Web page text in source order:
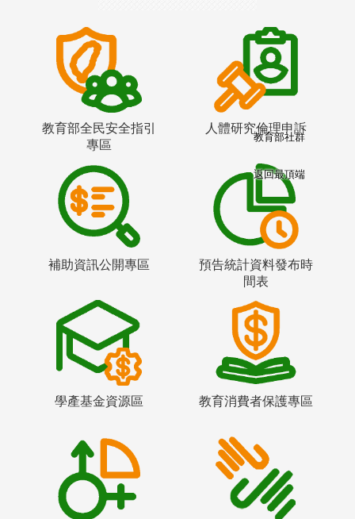
教育部全民安全指引
專區
人體研究倫理申訴
補助資訊公開專區
預告統計資料發布時
間表
學產基金資源區 教育消費者保護專區
教育部社群
返回最頂端